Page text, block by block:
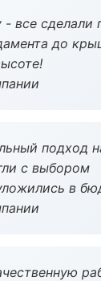
все сделали
до
подход
с выбором
в